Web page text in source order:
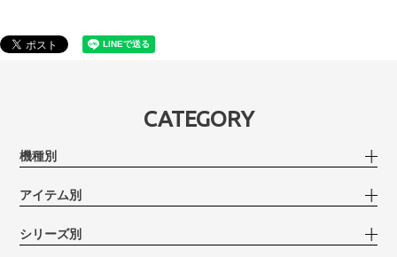
CATEGORY
機種別
アイテム別
シリーズ別